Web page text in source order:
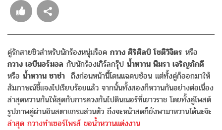
คู่รักสายชิวสำหรับนักร้องหนุ่มร็อค กวาง ศิริศิลป์ โชติวิจิตร หรือ
กวาง เอบีนอร์มอล กับนักร้องเกิร์ลกรุ๊ป น้ำหวาน พิมรา เจริญภักดี
หรือ น้ำหวาน ซาซ่า ถึงก่อนหน้านี้โดนแฉคบซ้อน แต่ทั้งคู่ก็ออกมาให้
สัมภาษณ์ชี้แจงไปเรียบร้อยแล้ว จากนั้นทั้งสองก็หวานกันอย่างต่อเนื่อง
ล่าสุดหวานกันให้สุดกับการควงกันไปดินเนอร์ที่เยาวราช โดยทั้งคู่โพสต์
รูปภาพคู่ผ่านอินสตาแกรมส่วนตัว ถึงจะหน้าสดก็ยังพามาหวานได้นะจ๊ะ
ล่าสุด กวางทำเซอร์ไพรส์ ขอน้ำหวานแต่งงาน